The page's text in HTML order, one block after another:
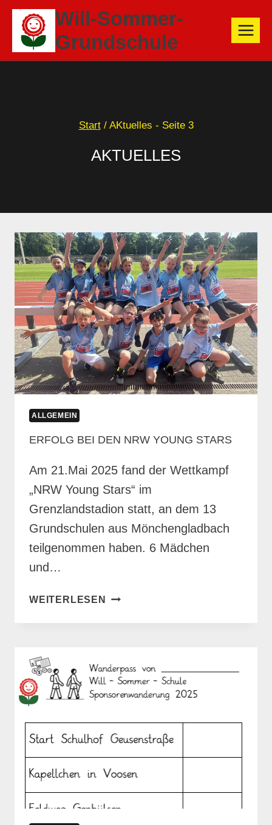
Zum
Inhalt
springen
Will-Sommer-
Grundschule
Start / AKtuelles - Seite 3
AKTUELLES
ALLGEMEIN
ERFOLG BEI DEN NRW YOUNG STARS
Am 21.Mai 2025 fand der Wettkampf
„NRW Young Stars“ im
Grenzlandstadion statt, an dem 13
Grundschulen aus Mönchengladbach
teilgenommen haben. 6 Mädchen
und…
WEITERLESEN
ERFOLG
DEN
STARS